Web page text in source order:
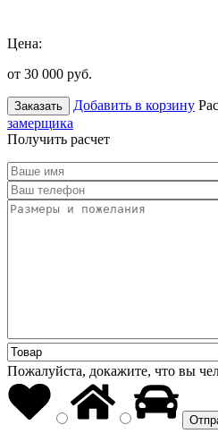
Цена:
от 30 000 руб.
Заказать Добавить в корзину
замерщика
Получить расчет
Пожалуйста, докажите, что вы